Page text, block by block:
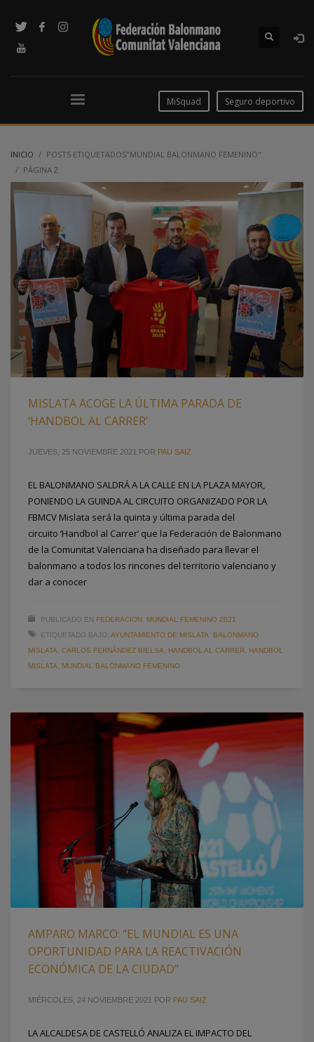
MiSquad Seguro deportivo
INICIO
POSTS ETIQUETADOS"MUNDIAL BALONMANO FEMENINO"
PÁGINA 2
MISLATA ACOGE LA ÚLTIMA PARADA DE
‘HANDBOL AL CARRER’
JUEVES, 25 NOVIEMBRE 2021 POR PAU SAIZ
EL BALONMANO SALDRÁ A LA CALLE EN LA PLAZA MAYOR,
PONIENDO LA GUINDA AL CIRCUITO ORGANIZADO POR LA
FBMCV Mislata será la quinta y última parada del
circuito ‘Handbol al Carrer’ que la Federación de Balonmano
de la Comunitat Valenciana ha diseñado para llevar el
balonmano a todos los rincones del territorio valenciano y
dar a conocer
PUBLICADO EN FEDERACION
MUNDIAL FEMENINO 2021
ETIQUETADO BAJO: AYUNTAMIENTO DE MISLATA
BALONMANO
MISLATA
CARLOS FERNÁNDEZ BIELSA HANDBOL AL CARRER
HANDBOL
MISLATA
MUNDIAL BALONMANO FEMENINO
AMPARO MARCO: “EL MUNDIAL ES UNA
OPORTUNIDAD PARA LA REACTIVACIÓN
ECONÓMICA DE LA CIUDAD”
MIÉRCOLES, 24 NOVIEMBRE 2021 POR PAU SAIZ
LA ALCALDESA DE CASTELLÓ ANALIZA EL IMPACTO DEL